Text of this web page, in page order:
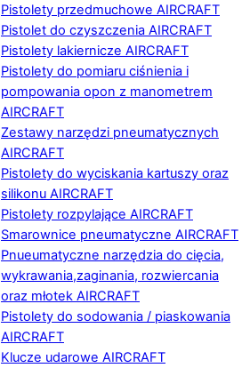
Pistolety przedmuchowe AIRCRAFT
Pistolet do czyszczenia AIRCRAFT
Pistolety lakiernicze AIRCRAFT
Pistolety do pomiaru ciśnienia i
pompowania opon z manometrem
AIRCRAFT
Zestawy narzędzi pneumatycznych
AIRCRAFT
Pistolety do wyciskania kartuszy oraz
silikonu AIRCRAFT
Pistolety rozpylające AIRCRAFT
Smarownice pneumatyczne AIRCRAFT
Pnueumatyczne narzędzia do cięcia,
wykrawania,zaginania, rozwiercania
oraz młotek AIRCRAFT
Pistolety do sodowania / piaskowania
AIRCRAFT
Klucze udarowe AIRCRAFT